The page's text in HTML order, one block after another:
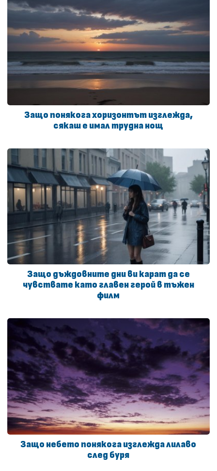
Защо понякога хоризонтът изглежда,
сякаш е имал трудна нощ
Защо дъждовните дни ви карат да се
чувствате като главен герой в тъжен
филм
Защо небето понякога изглежда лилаво
след буря